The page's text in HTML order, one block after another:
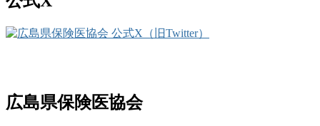
広島県保険医協会